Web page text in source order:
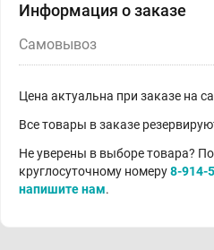
Информация о заказе
Самовывоз
Цена актуальна при заказе на
Все товары в заказе
Не уверены в выборе товара?
круглосуточному номеру8-914-
напишите нам.